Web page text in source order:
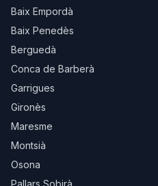
Baix Empordà
Baix Penedès
Berguedà
Conca de Barberà
Garrigues
Gironès
Maresme
Montsià
Osona
Pallars Sobirà